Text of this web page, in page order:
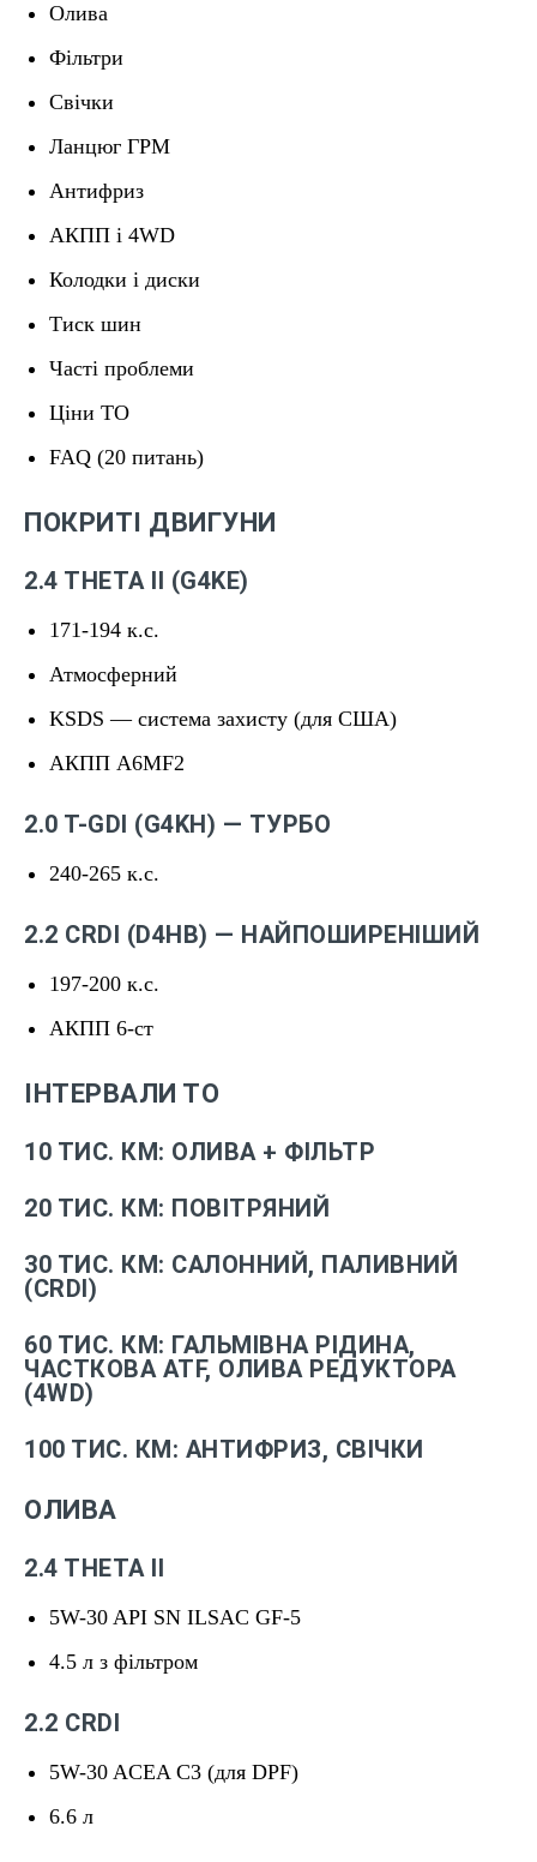
Олива
Фільтри
Свічки
Ланцюг ГРМ
Антифриз
АКПП і 4WD
Колодки і диски
Тиск шин
Часті проблеми
Ціни ТО
FAQ (20 питань)
ПОКРИТІ ДВИГУНИ
2.4 THETA II (G4KE)
171-194 к.с.
Атмосферний
KSDS — система захисту (для США)
АКПП A6MF2
2.0 T-GDI (G4KH) — ТУРБО
240-265 к.с.
2.2 CRDI (D4HB) — НАЙПОШИРЕНІШИЙ
197-200 к.с.
АКПП 6-ст
ІНТЕРВАЛИ ТО
10 ТИС. КМ: ОЛИВА + ФІЛЬТР
20 ТИС. КМ: ПОВІТРЯНИЙ
30 ТИС. КМ: САЛОННИЙ, ПАЛИВНИЙ
(CRDI)
60 ТИС. КМ: ГАЛЬМІВНА РІДИНА,
ЧАСТКОВА ATF, ОЛИВА РЕДУКТОРА
(4WD)
100 ТИС. КМ: АНТИФРИЗ, СВІЧКИ
ОЛИВА
2.4 THETA II
5W-30 API SN ILSAC GF-5
4.5 л з фільтром
2.2 CRDI
5W-30 ACEA C3 (для DPF)
6.6 л